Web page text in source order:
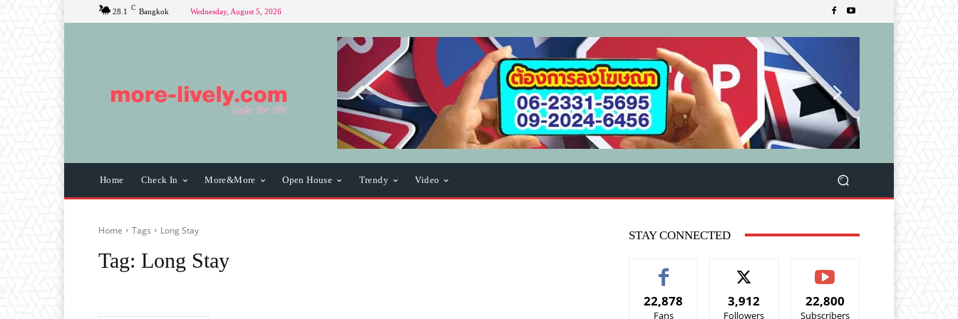
28.1 C Bangkok Wednesday, August 5, 2026
Home Check In More&More Open House Trendy Video
Home Tags Long Stay
Tag: Long Stay
STAY CONNECTED
22,878
Fans
3,912
Followers
22,800
Subscribers